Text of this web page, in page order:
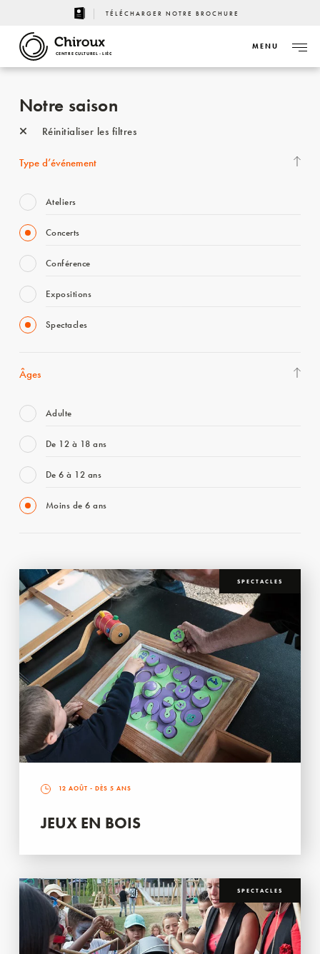
TÉLÉCHARGER NOTRE BROCHURE
CENTRE CULTUREL - LIÈGE
MENU
Notre saison
Réinitialiser les filtres
Type d’événement
Ateliers
Concerts
Conférence
Expositions
Spectacles
Âges
Adulte
De 12 à 18 ans
De 6 à 12 ans
Moins de 6 ans
SPECTACLES
12 AOÛT - DÈS 5 ANS
JEUX EN BOIS
SPECTACLES